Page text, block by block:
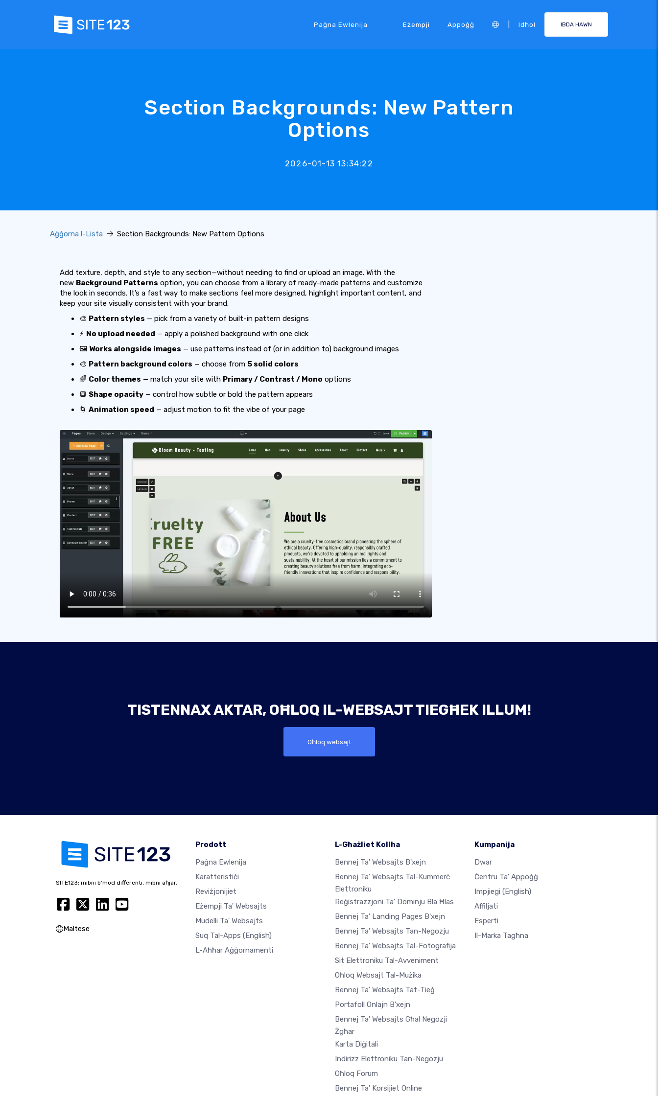
Paġna Ewlenija Eżempji Appoġġ Idħol IBDA HAWN
Section Backgrounds: New Pattern
Options
2026-01-13 13:34:22
Aġġorna l-Lista Section Backgrounds: New Pattern Options
Add texture, depth, and style to any section—without needing to find or upload an image. With the
new Background Patterns option, you can choose from a library of ready-made patterns and customize
the look in seconds. It’s a fast way to make sections feel more designed, highlight important content, and
keep your site visually consistent with your brand.
🎨 Pattern styles — pick from a variety of built-in pattern designs
⚡ No upload needed — apply a polished background with one click
🖼️ Works alongside images — use patterns instead of (or in addition to) background images
🎨 Pattern background colors — choose from 5 solid colors
🌈 Color themes — match your site with Primary / Contrast / Mono options
🔳 Shape opacity — control how subtle or bold the pattern appears
🌀 Animation speed — adjust motion to fit the vibe of your page
TISTENNAX AKTAR, OĦLOQ IL-WEBSAJT TIEGĦEK ILLUM!
Oħloq websajt
SITE123: mibni b'mod differenti, mibni aħjar.
Maltese
Prodott
Paġna Ewlenija
Karatteristiċi
Reviżjonijiet
Eżempji Ta' Websajts
Mudelli Ta' Websajts
Suq Tal-Apps (English)
L-Aħħar Aġġornamenti
L-Għażliet Kollha
Bennej Ta' Websajts B'xejn
Bennej Ta' Websajts Tal-Kummerċ
Elettroniku
Reġistrazzjoni Ta' Dominju Bla Ħlas
Bennej Ta' Landing Pages B'xejn
Bennej Ta' Websajts Tan-Negozju
Bennej Ta' Websajts Tal-Fotografija
Sit Elettroniku Tal-Avveniment
Oħloq Websajt Tal-Mużika
Bennej Ta' Websajts Tat-Tieġ
Portafoll Onlajn B'xejn
Bennej Ta' Websajts Għal Negozji
Żgħar
Karta Diġitali
Indirizz Elettroniku Tan-Negozju
Oħloq Forum
Bennej Ta' Korsijiet Online
Kumpanija
Dwar
Ċentru Ta' Appoġġ
Impjiegi (English)
Affiljati
Esperti
Il-Marka Tagħna